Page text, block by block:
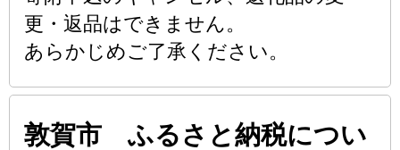
更・返品はできません。
あらかじめご了承ください。
敦賀市 ふるさと納税につい